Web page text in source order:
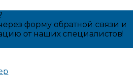
форму обратной связи и
от наших специалистов!